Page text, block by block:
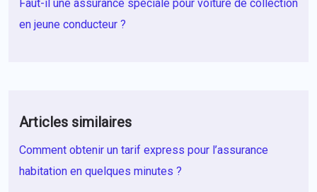
Faut-il une assurance spéciale pour voiture de collection
en jeune conducteur ?
Articles similaires
Comment obtenir un tarif express pour l’assurance
habitation en quelques minutes ?